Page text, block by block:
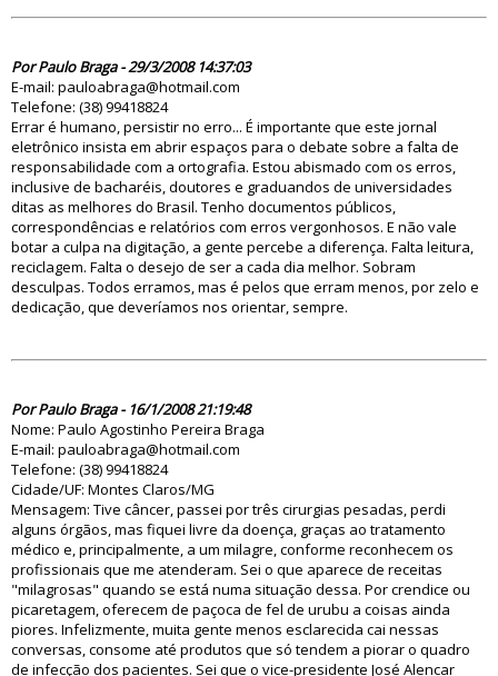
Por Paulo Braga - 29/3/2008 14:37:03
E-mail: pauloabraga@hotmail.com
Telefone: (38) 99418824
Errar é humano, persistir no erro... É importante que este jornal
eletrônico insista em abrir espaços para o debate sobre a falta de
responsabilidade com a ortografia. Estou abismado com os erros,
inclusive de bacharéis, doutores e graduandos de universidades
ditas as melhores do Brasil. Tenho documentos públicos,
correspondências e relatórios com erros vergonhosos. E não vale
botar a culpa na digitação, a gente percebe a diferença. Falta leitura,
reciclagem. Falta o desejo de ser a cada dia melhor. Sobram
desculpas. Todos erramos, mas é pelos que erram menos, por zelo e
dedicação, que deveríamos nos orientar, sempre.
Por Paulo Braga - 16/1/2008 21:19:48
Nome: Paulo Agostinho Pereira Braga
E-mail: pauloabraga@hotmail.com
Telefone: (38) 99418824
Cidade/UF: Montes Claros/MG
Mensagem: Tive câncer, passei por três cirurgias pesadas, perdi
alguns órgãos, mas fiquei livre da doença, graças ao tratamento
médico e, principalmente, a um milagre, conforme reconhecem os
profissionais que me atenderam. Sei o que aparece de receitas
"milagrosas" quando se está numa situação dessa. Por crendice ou
picaretagem, oferecem de paçoca de fel de urubu a coisas ainda
piores. Infelizmente, muita gente menos esclarecida cai nessas
conversas, consome até produtos que só tendem a piorar o quadro
de infecção dos pacientes. Sei que o vice-presidente José Alencar